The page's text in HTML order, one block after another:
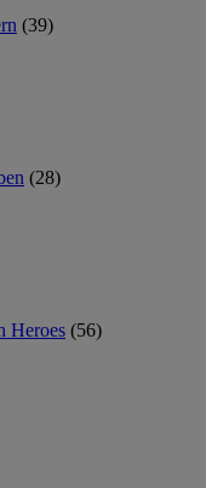
(39)
(28)
Heroes (56)